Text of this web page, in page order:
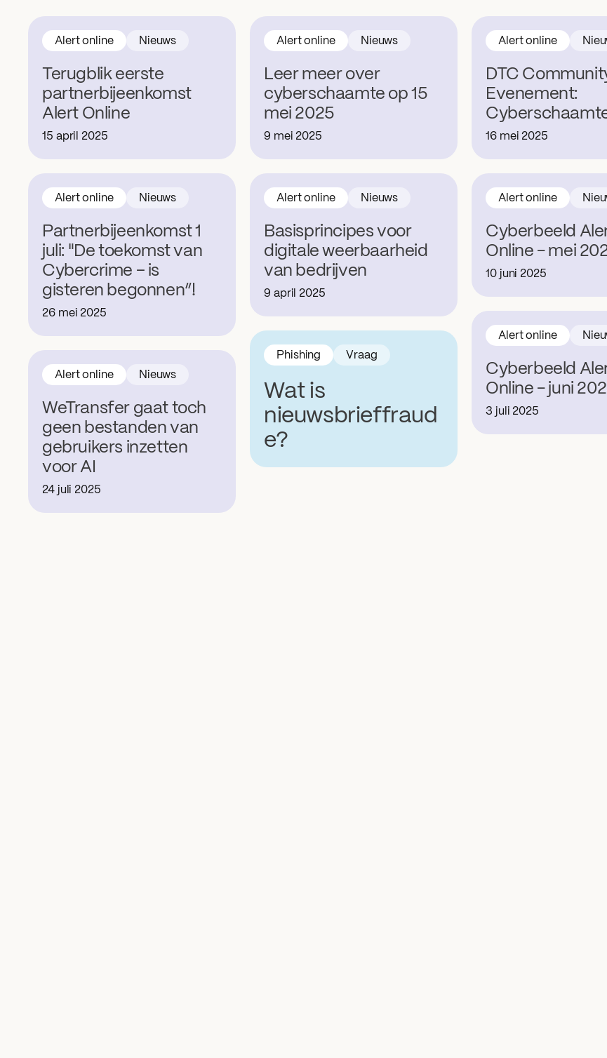
Terugblik eerste
partnerbijeenkomst
Alert Online
Alert online Nieuws
15 april 2025
Leer meer over
cyberschaamte op 15
mei 2025
Alert online Nieuws
9 mei 2025
DTC
Evenement:
Alert online
16 mei 2025
Partnerbijeenkomst 1
juli: "De toekomst van
Cybercrime – is
gisteren begonnen”!
Alert online Nieuws
26 mei 2025
Basisprincipes voor
digitale weerbaarheid
van bedrijven
Alert online Nieuws
9 april 2025
Cyberbeeld
Online - mei
Alert online
10 juni 2025
Cyberbeeld
Online - juni
Alert online
3 juli 2025
Wat is
nieuwsbrieffraud
e?
Phishing Vraag
WeTransfer gaat toch
geen bestanden van
gebruikers inzetten
voor AI
Alert online Nieuws
24 juli 2025